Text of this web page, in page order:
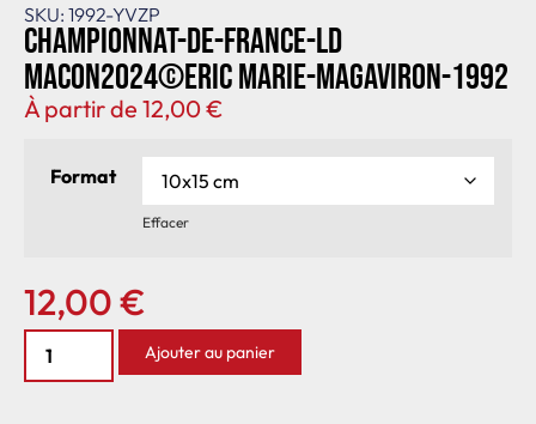
SKU: 1992-YVZP
Championnat-de-France-LD
Macon2024©Eric Marie-MagAviron-1992
À partir de 12,00€
Format
Effacer
12,00€
Ajouter au panier